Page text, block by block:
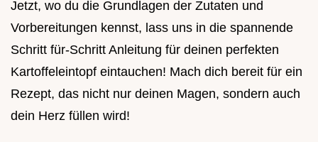
Jetzt, wo du die Grundlagen der Zutaten und
Vorbereitungen kennst, lass uns in die spannende
Schritt für-Schritt Anleitung für deinen perfekten
Kartoffeleintopf eintauchen! Mach dich bereit für ein
Rezept, das nicht nur deinen Magen, sondern auch
dein Herz füllen wird!